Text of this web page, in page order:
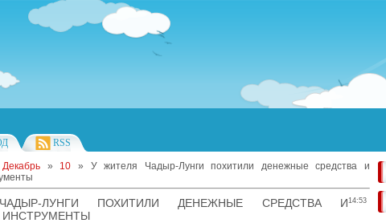
RSS
Декабрь » 10 » У жителя Чадыр-Лунги похитили денежные средства и
14:53
ЛУНГИ ПОХИТИЛИ ДЕНЕЖНЫЕ СРЕДСТВА И